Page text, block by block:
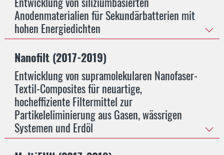
Anodenmaterialien für Sekundärbatterien mit
hohen Energiedichten
Nanofilt (2017-2019)
Entwicklung von supramolekularen Nanofaser-
Textil-Composites für neuartige,
hocheffiziente Filtermittel zur
Partikeleliminierung aus Gasen, wässrigen
Systemen und Erdöl